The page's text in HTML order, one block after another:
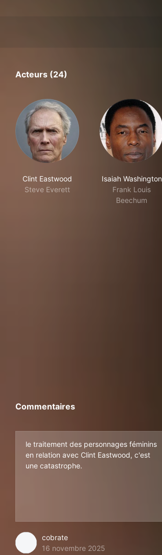
Acteurs (24)
Clint Eastwood
Steve Everett
Isaiah Washington
Frank Louis
Beechum
Commentaires
le traitement des personnages féminins
en relation avec Clint Eastwood, c'est
une catastrophe.
cobrate
16 novembre 2025